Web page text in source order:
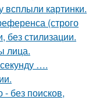
всплыли картинки.
(строго
без стилизации.
лица.
….
без поисков,